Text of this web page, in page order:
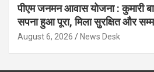
पीएम जनमन आवास योजना : कुमारी
सपना हुआ पूरा, मिला सुरक्षित और
August 6, 2026 News Desk